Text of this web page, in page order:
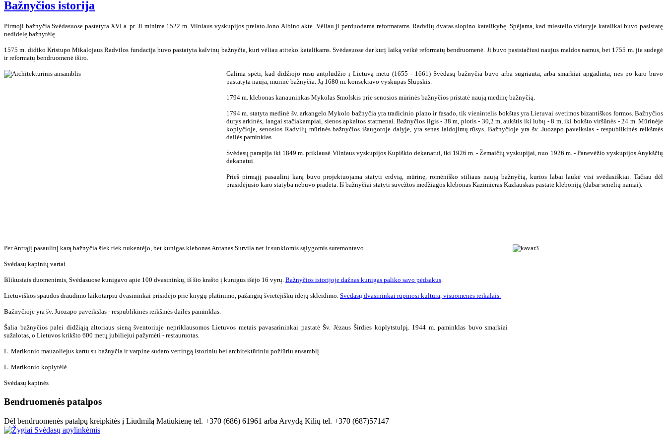
Bažnyčios istorija
Pirmoji bažnyčia Svėdasuose pastatyta XVI a. pr. Ji minima 1522 m. Vilniaus vyskupijos prelato Jono Albino akte. Vėliau ji perduodama reformatams. Radvilų dvaras slopino katalikybę. Spėjama, kad miestelio viduryje katalikai buvo pasistatę
nedidelę bažnytėlę.
1575 m. didiko Kristupo Mikalojaus Radvilos fundacija buvo pastatyta kalvinų bažnyčia, kuri vėliau atiteko katalikams. Svėdasuose dar kurį laiką veikė reformatų bendruomenė. Ji buvo pasistačiusi naujus maldos namus, bet 1755 m. jie sudegė
ir reformatų bendruomenė iširo.
Galima spėti, kad didžiojo rusų antplūdžio į Lietuvą metu (1655 - 1661) Svėdasų bažnyčia buvo arba sugriauta, arba smarkiai apgadinta, nes po karo buvo
pastatyta nauja, mūrinė bažnyčia. Ją 1680 m. konsekravo vyskupas Slupskis.
1794 m. klebonas kanauninkas Mykolas Smolskis prie senosios mūrinės bažnyčios pristatė naują medinę bažnyčią.
1794 m. statyta medinė šv. arkangelo Mykolo bažnyčia yra tradicinio plano ir fasado, tik vienintelis bokštas yra Lietuvai svetimos bizantiškos formos. Bažnyčios
durys arkinės, langai stačiakampiai, sienos apkaltos statmenai. Bažnyčios ilgis - 38 m, plotis - 30,2 m, aukštis iki lubų - 8 m, iki bokšto viršūnės - 24 m. Mūrinėje
koplyčioje, senosios Radvilų mūrinės bažnyčios išaugotoje dalyje, yra senas laidojimų rūsys. Bažnyčioje yra šv. Juozapo paveikslas - respublikinės reikšmės
dailės paminklas.
Svėdasų parapija iki 1849 m. priklausė Vilniaus vyskupijos Kupiškio dekanatui, iki 1926 m. - Žemaičių vyskupijai, nuo 1926 m. - Panevėžio vyskupijos Anykščių
dekanatui.
Prieš pirmąjį pasaulinį karą buvo projektuojama statyti erdvią, mūrinę, romėniško stiliaus naują bažnyčią, kurios labai laukė visi svėdasiškiai. Tačiau dėl
prasidėjusio karo statyba nebuvo pradėta. Iš bažnyčiai statyti suvežtos medžiagos klebonas Kazimieras Kazlauskas pastatė kleboniją (dabar senelių namai).
Per Antrąjį pasaulinį karą bažnyčia šiek tiek nukentėjo, bet kunigas klebonas Antanas Survila net ir sunkiomis sąlygomis suremontavo.
Svėdasų kapinių vartai
Išlikusiais duomenimis, Svėdasuose kunigavo apie 100 dvasininkų, iš šio krašto į kunigus išėjo 16 vyrų. Bažnyčios istorijoje dažnas kunigas paliko savo pėdsakus.
Lietuviškos spaudos draudimo laikotarpiu dvasininkai prisidėjo prie knygų platinimo, pažangių švietėjiškų idėjų skleidimo. Svėdasų dvasininkai rūpinosi kultūra, visuomenės reikalais.
Bažnyčioje yra šv. Juozapo paveikslas - respublikinės reikšmės dailės paminklas.
Šalia bažnyčios palei didžiąją altoriaus sieną šventoriuje nepriklausomos Lietuvos metais pavasarininkai pastatė Šv. Jėzaus Širdies koplytstulpį. 1944 m. paminklas buvo smarkiai
sužalotas, o Lietuvos krikšto 600 metų jubiliejui pažymėti - restauruotas.
L. Marikonio mauzoliejus kartu su bažnyčia ir varpine sudaro vertingą istoriniu bei architektūriniu požiūriu ansamblį.
L. Marikonio koplytėlė
Svėdasų kapinės
Bendruomenės patalpos
Dėl bendruomenės patalpų kreipkitės į Liudmilą Matiukienę tel. +370 (686) 61961 arba Arvydą Kilių tel. +370 (687)57147